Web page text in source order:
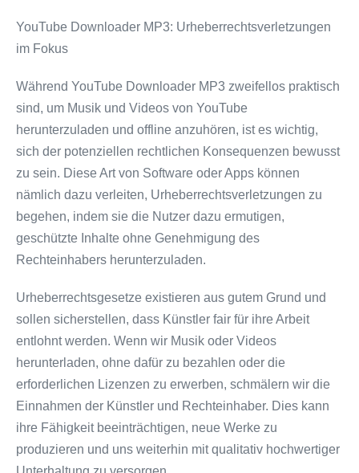
YouTube Downloader MP3: Urheberrechtsverletzungen
im Fokus
Während YouTube Downloader MP3 zweifellos praktisch
sind, um Musik und Videos von YouTube
herunterzuladen und offline anzuhören, ist es wichtig,
sich der potenziellen rechtlichen Konsequenzen bewusst
zu sein. Diese Art von Software oder Apps können
nämlich dazu verleiten, Urheberrechtsverletzungen zu
begehen, indem sie die Nutzer dazu ermutigen,
geschützte Inhalte ohne Genehmigung des
Rechteinhabers herunterzuladen.
Urheberrechtsgesetze existieren aus gutem Grund und
sollen sicherstellen, dass Künstler fair für ihre Arbeit
entlohnt werden. Wenn wir Musik oder Videos
herunterladen, ohne dafür zu bezahlen oder die
erforderlichen Lizenzen zu erwerben, schmälern wir die
Einnahmen der Künstler und Rechteinhaber. Dies kann
ihre Fähigkeit beeinträchtigen, neue Werke zu
produzieren und uns weiterhin mit qualitativ hochwertiger